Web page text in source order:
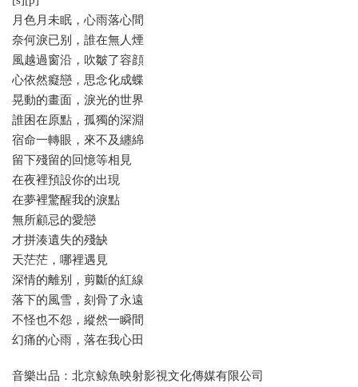
月色月未眠，心雨落心間
奈何淚已别，誰在無人煙
風越過窗沿，吹皺了容顔
心依然癡戀，思念化成蝶
晃動的畫面，淚光的世界
誰困在原點，孤獨的深淵
宿命一轉眼，來不及纏綿
留下殘留的回憶等相見
在夜裡預設你的出現
在夢裡驚醒我的淚點
無所顧忌的愛戀
才拼湊遺失的殘缺
天茫茫，哪裡遇見
深情的離别，剪斷的紅線
落下的風雪，刻骨了永遠
不怪也不怨，縱然一瞬間
幻痛的心雨，落在我心田
音樂出品：北京鲸魚映射影視文化傳媒有限公司